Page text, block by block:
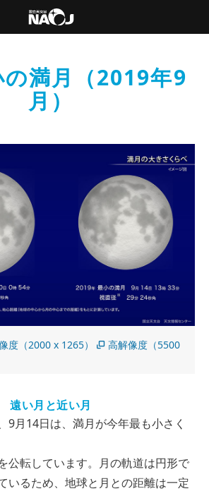
満月（2019年9
月）
度（2000 x 1265）
高解像度（5500
遠い月と近い月
9月14日は、満月が今年最も小さく
公転しています。月の軌道は円形で
いるため、地球と月との距離は一定